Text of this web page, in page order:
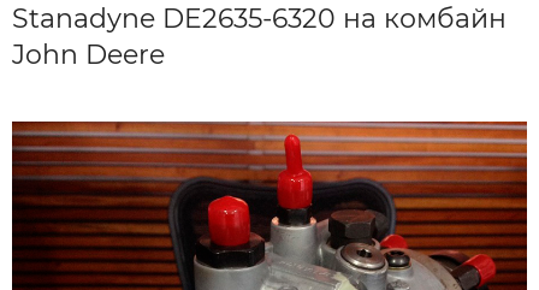
Stanadyne DE2635-6320 на комбайн
John Deere